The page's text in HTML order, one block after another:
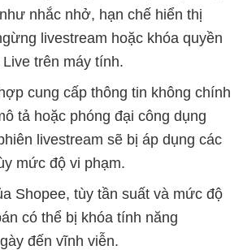
nhắc nhở, hạn chế hiển thị
livestream hoặc khóa quyền
trên máy tính.
cung cấp thông tin không chính
tả hoặc phóng đại công dụng
livestream sẽ bị áp dụng các
mức độ vi phạm.
Shopee, tùy tần suất và mức độ
có thể bị khóa tính năng
đến vĩnh viễn.